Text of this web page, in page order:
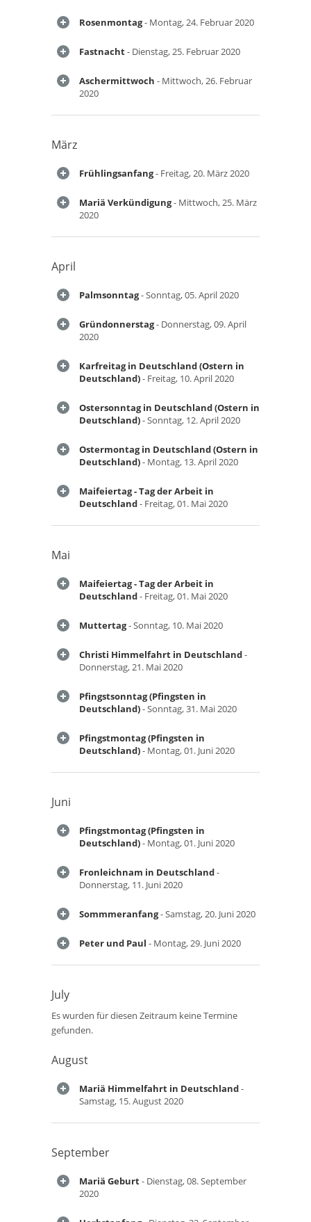
Rosenmontag- Montag, 24. Februar 2020
Fastnacht- Dienstag, 25. Februar 2020
Aschermittwoch - Mittwoch, 26. Februar
2020
März
Frühlingsanfang- Freitag, 20. März 2020
Mariä Verkündigung- Mittwoch, 25. März
2020
April
Palmsonntag- Sonntag, 05. April 2020
Gründonnerstag- Donnerstag, 09. April
2020
Karfreitag in Deutschland (Ostern in
Deutschland)- Freitag, 10. April 2020
Ostersonntag in Deutschland (Ostern in
Deutschland)- Sonntag, 12. April 2020
Ostermontag in Deutschland (Ostern in
Deutschland)- Montag, 13. April 2020
Maifeiertag - Tag der Arbeit in
Deutschland- Freitag, 01. Mai 2020
Mai
Maifeiertag - Tag der Arbeit in
Deutschland- Freitag, 01. Mai 2020
Muttertag- Sonntag, 10. Mai 2020
Christi Himmelfahrt in Deutschland-
Donnerstag, 21. Mai 2020
Pfingstsonntag (Pfingsten in
Deutschland)- Sonntag, 31. Mai 2020
Pfingstmontag (Pfingsten in
Deutschland)- Montag, 01. Juni 2020
Juni
Pfingstmontag (Pfingsten in
Deutschland)- Montag, 01. Juni 2020
Fronleichnam in Deutschland-
Donnerstag, 11. Juni 2020
Sommmeranfang- Samstag, 20. Juni 2020
Peter und Paul - Montag, 29. Juni 2020
July
Es wurden für diesen Zeitraum keine Termine
gefunden.
August
Mariä Himmelfahrt in Deutschland-
Samstag, 15. August 2020
September
Mariä Geburt- Dienstag, 08. September
2020